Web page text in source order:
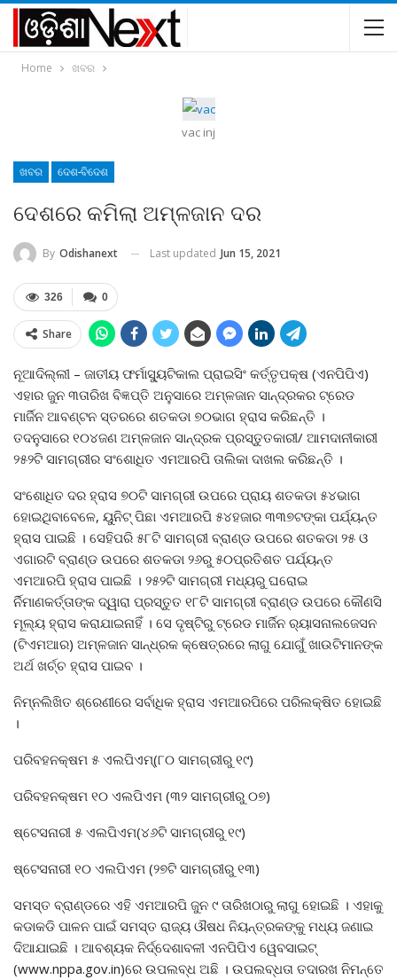
Home ଖବର
vac inj
ଖବର ଦେଶ-ବିଦେଶ
ଦେଶରେ କମିଲା ଅମ୍ଳଜାନ ଦର
By Odishanext Last updated Jun 15, 2021
0
326
Share
ନୂଆଦିଲ୍ଲୀ – ଜାତୀୟ ଫର୍ମାସ୍ୟୁଟିକାଲ ପ୍ରାଇସିଂ କର୍ତ୍ତୃପକ୍ଷ (ଏନପିପିଏ)
ଏହାର ଜୁନ ୩ତାରିଖ ବିଜ୍ଞପ୍ତି ଅନୁସାରେ ଅମ୍ଳଜାନ ସାନ୍ଦ୍ରକର ଟ୍ରେଡ
ମାର୍ଜିନ ଆବଣ୍ଟନ ସ୍ତରରେ ଶତକଡା ୭୦ଭାଗ ହ୍ରାସ କରିଛନ୍ତି ।
ତଦନୁସାରେ ୧୦୪ଜଣ ଅମ୍ଳଜାନ ସାନ୍ଦ୍ରକ ପ୍ରସ୍ତୁତକାରୀ/ ଆମଦାନୀକାରୀ
୨୫୨ଟି ସାମଗ୍ରୀର ସଂଶୋଧିତ ଏମଆରପି ତାଲିକା ଦାଖଲ କରିଛନ୍ତି ।
ସଂଶୋଧିତ ଦର ହ୍ରାସ ୭୦ଟି ସାମଗ୍ରୀ ଉପରେ ପ୍ରାୟ ଶତକଡା ୫୪ଭାଗ
ହୋଇଥିବାବେଳେ, ୟୁନିଟ୍ ପିଛା ଏମଆରପି ୫୪ହଜାର ୩୩୭ଟଙ୍କା ପର୍ଯ୍ୟନ୍ତ
ହ୍ରାସ ପାଇଛି । ସେହିପରି ୫୮ଟି ସାମଗ୍ରୀ ବ୍ରାଣ୍ଡ ଉପରେ ଶତକଡା ୨୫ ଓ
ଏଗାରଟି ବ୍ରାଣ୍ଡ ଉପରେ ଶତକଡା ୨୬ରୁ ୫୦ପ୍ରତିଶତ ପର୍ଯ୍ୟନ୍ତ
ଏମଆରପି ହ୍ରାସ ପାଇଛି । ୨୫୨ଟି ସାମଗ୍ରୀ ମଧ୍ୟରୁ ଘରୋଇ
ର୍ନିମାଣକର୍ତ୍ତାଙ୍କ ଦ୍ୱାରା ପ୍ରସ୍ତୁତ ୧୮ଟି ସାମଗ୍ରୀ ବ୍ରାଣ୍ଡ ଉପରେ କୌଣସି
ମୂଲ୍ୟ ହ୍ରାସ କରାଯାଇନାହିଁ । ସେ ଦୃଷ୍ଟିରୁ ଟ୍ରେଡ ମାର୍ଜିନ ର‌୍ୟାସନାଲଜେସନ
(ଟିଏମଆର) ଅମ୍ଳଜାନ ସାନ୍ଧ୍ରକ କ୍ଷେତ୍ରରେ ଲାଗୁ ଯୋଗୁଁ ଖାଉଟିମାନଙ୍କ
ଅର୍ଥ ଖର୍ଚ୍ଚ ହ୍ରାସ ପାଇବ ।
ନିମ୍ନଲିଖିତ ଶ୍ରେଣୀରେ ସର୍ବାଧିକ ହ୍ରାସ ଏମଆରପିରେ ପରିଲକ୍ଷିତ ହୋଇଛି
।
ପରିବହନକ୍ଷମ ୫ ଏଲପିଏମ୍‌(୮୦ ସାମଗ୍ରୀରୁ ୧୯)
ପରିବହନକ୍ଷମ ୧୦ ଏଲପିଏମ (୩୨ ସାମଗ୍ରୀରୁ ୦୭)
ଷ୍ଟେସନାରୀ ୫ ଏଲପିଏମ(୪୬ଟି ସାମଗ୍ରୀରୁ ୧୯)
ଷ୍ଟେସନାରୀ ୧୦ ଏଲପିଏମ (୨୭ଟି ସାମଗ୍ରୀରୁ ୧୩)
ସମସ୍ତ ବ୍ରାଣ୍ଡରେ ଏହି ଏମଆରପି ଜୁନ ୯ ତାରିଖଠାରୁ ଲାଗୁ ହୋଇଛି । ଏହାକୁ
କଡାକଡି ପାଳନ ପାଇଁ ସମସ୍ତ ରାଜ୍ୟ ଔଷଧ ନିୟନ୍ତ୍ରକଙ୍କୁ ମଧ୍ୟ ଜଣାଇ
ଦିଆଯାଇଛି । ଆବଶ୍ୟକ ନିର୍ଦ୍ଦେଶାବଳୀ ଏନପିପିଏ ୱେବସାଇଟ୍
(www.nppa.gov.in)ରେ ଉପଲବ୍ଧ ଅଛି । ଉପଲବ୍‌ଧତା ତଦାରଖ ନିମନ୍ତେ